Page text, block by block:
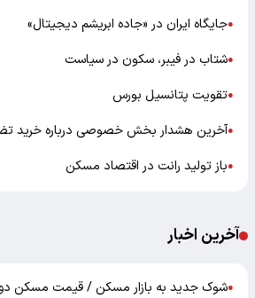
●جایگاه ایران در «جاده ابریشم دیجیتال»
●شتاب در فیبر، سکون در سیاست
●تقویت پتانسیل بورس
●آخرین هشدار بخش خصوصی درباره خرید
●باز تولید رانت در اقتصاد مسکن
آخرین اخبار
●شوک جدید به بازار مسکن / قیمت مسکن دو